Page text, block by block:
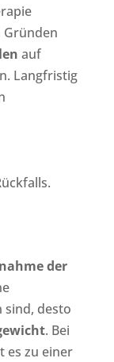
Gründen
auf
Langfristig
der
desto
. Bei
es zu einer